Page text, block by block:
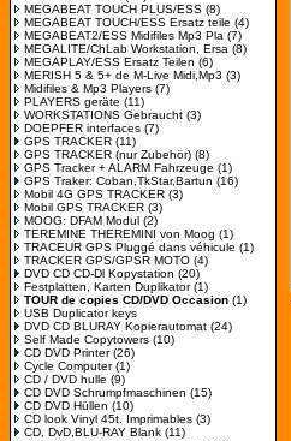
MEGABEAT TOUCH PLUS/ESS (8)
MEGABEAT TOUCH/ESS Ersatz teile (4)
MEGABEAT2/ESS Midifiles Mp3 Pla (7)
MEGALITE/ChLab Workstation, Ersa (8)
MEGAPLAY/ESS Ersatz Teilen (6)
MERISH 5 & 5+ de M-Live Midi,Mp3 (3)
Midifiles & Mp3 Players (7)
PLAYERS geräte (11)
WORKSTATIONS Gebraucht (3)
DOEPFER interfaces (7)
GPS TRACKER (11)
GPS TRACKER (nur Zubehör) (8)
GPS Tracker + ALARM Fahrzeuge (1)
GPS Traker: Coban,TkStar,Bartun (16)
Mobil 4G GPS TRACKER (3)
Mobil GPS TRACKER (3)
MOOG: DFAM Modul (2)
TEREMINE THEREMINI von Moog (1)
TRACEUR GPS Pluggé dans véhicule (1)
TRACKER GPS/GPSR MOTO (4)
DVD CD CD-Dl Kopystation (20)
Festplatten, Karten Duplikator(1)
TOUR de copies CD/DVD Occasion (1)
USB Duplicator keys
DVD CD BLURAY Kopierautomat (24)
Self Made Copytowers (10)
CD DVD Printer(26)
Cycle Computer(1)
CD / DVD hulle (9)
CD DVD Schrumpfmaschinen (15)
CD DVD Hüllen (10)
CD look Vinyl 45t. Imprimables (3)
CD, DvD,BLU-RAY Blank (11)